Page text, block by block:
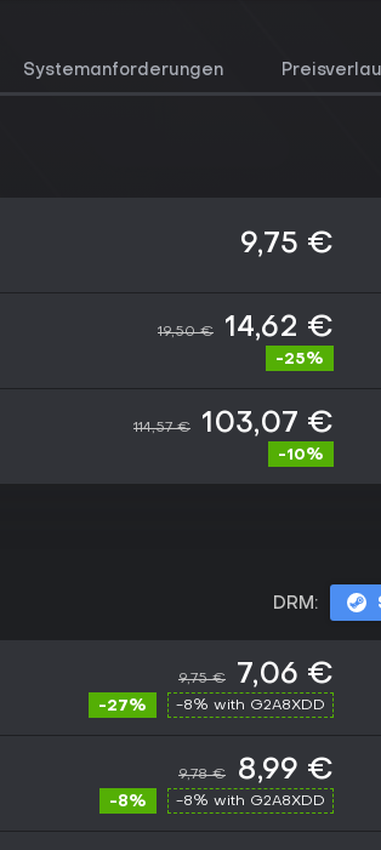
Systemanforderungen
9,75 €
19,50 € 14,62 €
-25%
114,57 € 103,07 €
-10%
DRM:
9,75 € 7,06 €
-27% -8% with G2A8XDD
9,78 € 8,99 €
-8% -8% with G2A8XDD